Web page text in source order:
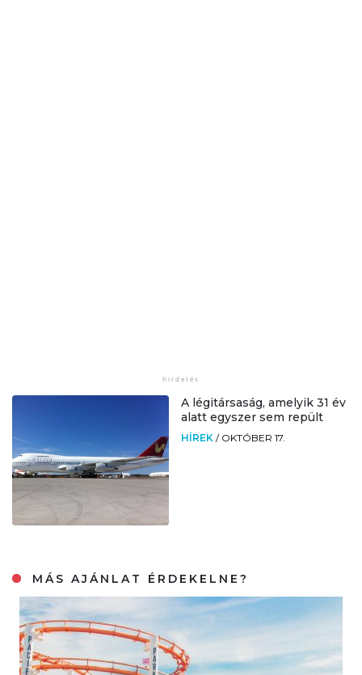
A légitársaság, amelyik 31 év
alatt egyszer sem repült
HÍREK / OKTÓBER 17.
MÁS AJÁNLAT ÉRDEKELNE?